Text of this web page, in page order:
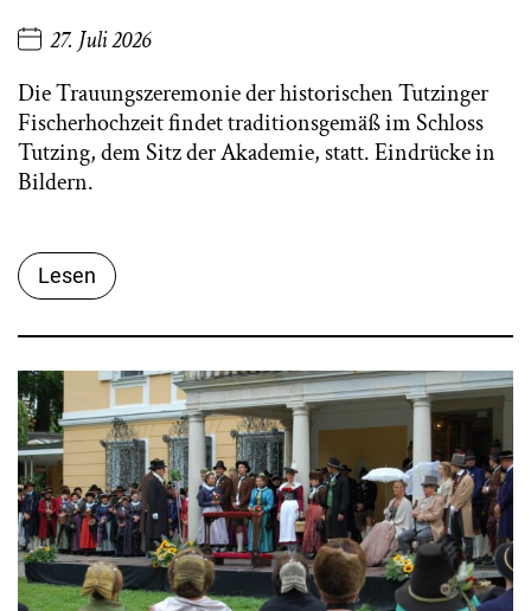
27. Juli 2026
Die Trauungszeremonie der historischen Tutzinger
Fischerhochzeit findet traditionsgemäß im Schloss
Tutzing, dem Sitz der Akademie, statt. Eindrücke in
Bildern.
Lesen